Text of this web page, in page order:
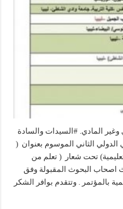
وغير المادي. #السيدات والسادة
الدولي الثاني الموسوم بعنوان (
تحت شعار ( تعلم من
اصحاب البحوث المقبولة وفق
بالمؤتمر . وتتقدم بوافر الشكر